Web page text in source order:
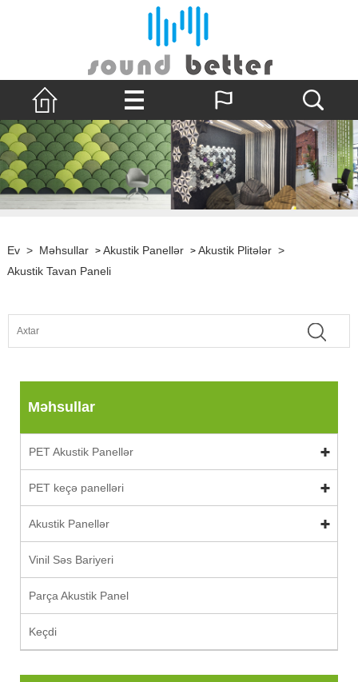
Ev > Məhsullar > Akustik Panellər > Akustik Plitələr >
Akustik Tavan Paneli
Məhsullar
PET Akustik Panellər
PET keçə panelləri
Akustik Panellər
Vinil Səs Bariyeri
Parça Akustik Panel
Keçdi